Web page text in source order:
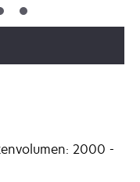
2000 -